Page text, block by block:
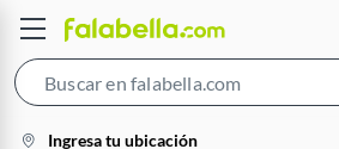
Bar
location-
Ingresa tu ubicación